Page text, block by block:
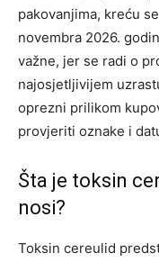
pakovanjima, kreću
novembra 2026.
važne, jer se radi o
najosjetljivijem
oprezni prilikom
provjeriti oznake i
Šta je toksin
nosi?
Toksin cereulid